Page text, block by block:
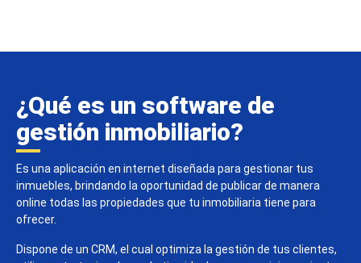
¿Qué es un software de
gestión inmobiliario?
Es una aplicación en internet diseñada para gestionar tus
inmuebles, brindando la oportunidad de publicar de manera
online todas las propiedades que tu inmobiliaria tiene para
ofrecer.
Dispone de un CRM, el cual optimiza la gestión de tus clientes,